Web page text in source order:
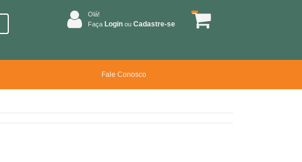
Olá!
Faça Login ou Cadastre-se
Fale Conosco